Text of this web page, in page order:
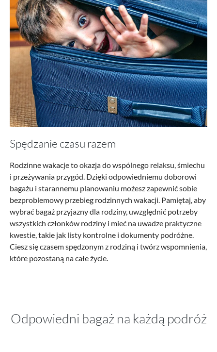
Spędzanie czasu razem
Rodzinne wakacje to okazja do wspólnego relaksu, śmiechu
i przeżywania przygód. Dzięki odpowiedniemu doborowi
bagażu i starannemu planowaniu możesz zapewnić sobie
bezproblemowy przebieg rodzinnych wakacji. Pamiętaj, aby
wybrać bagaż przyjazny dla rodziny, uwzględnić potrzeby
wszystkich członków rodziny i mieć na uwadze praktyczne
kwestie, takie jak listy kontrolne i dokumenty podróżne.
Ciesz się czasem spędzonym z rodziną i twórz wspomnienia,
które pozostaną na całe życie.
Odpowiedni bagaż na każdą podróż